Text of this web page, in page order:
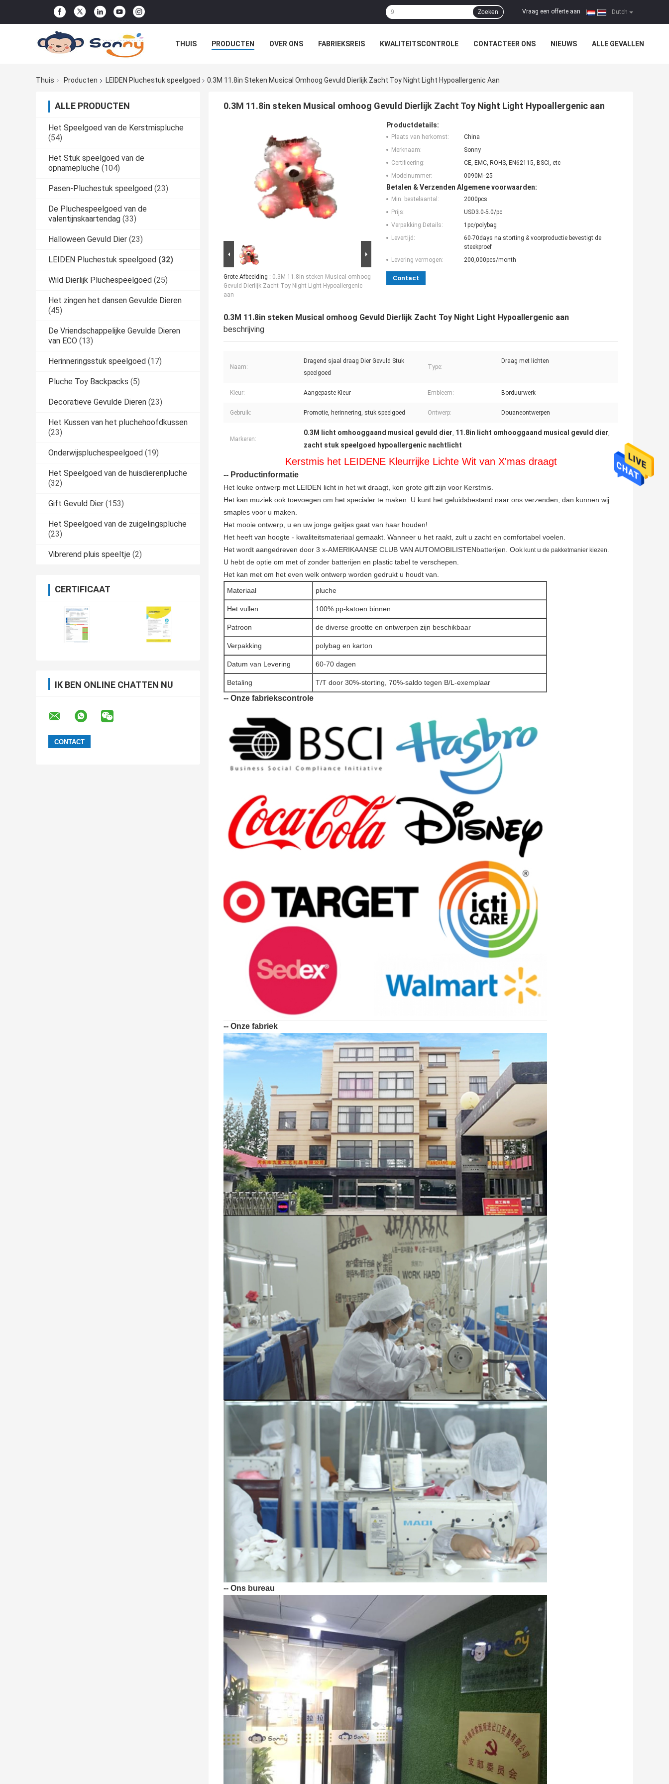
Dutch
Vraag een offerte aan
Zoeken
THUIS PRODUCTEN OVER ONS FABRIEKSREIS KWALITEITSCONTROLE CONTACTEER ONS NIEUWS ALLE GEVALLEN
Thuis
Producten LEIDEN Pluchestuk speelgoed 0.3M 11.8in Steken Musical Omhoog Gevuld Dierlijk Zacht Toy Night Light Hypoallergenic Aan
ALLE PRODUCTEN
Het Speelgoed van de Kerstmispluche
(54)
Het Stuk speelgoed van de
opnamepluche (104)
Pasen-Pluchestuk speelgoed (23)
De Pluchespeelgoed van de
valentijnskaartendag (33)
Halloween Gevuld Dier (23)
LEIDEN Pluchestuk speelgoed (32)
Wild Dierlijk Pluchespeelgoed (25)
Het zingen het dansen Gevulde Dieren
(45)
De Vriendschappelijke Gevulde Dieren
van ECO (13)
Herinneringsstuk speelgoed (17)
Pluche Toy Backpacks (5)
Decoratieve Gevulde Dieren (23)
Het Kussen van het pluchehoofdkussen
(23)
Onderwijspluchespeelgoed (19)
Het Speelgoed van de huisdierenpluche
(32)
Gift Gevuld Dier (153)
Het Speelgoed van de zuigelingspluche
(23)
Vibrerend pluis speeltje (2)
CERTIFICAAT
IK BEN ONLINE CHATTEN NU
0.3M 11.8in steken Musical omhoog Gevuld Dierlijk Zacht Toy Night Light Hypoallergenic aan
Grote Afbeelding : 0.3M 11.8in steken Musical omhoog
Gevuld Dierlijk Zacht Toy Night Light Hypoallergenic
aan
Productdetails:
Plaats van herkomst:
China
Merknaam:
Sonny
Certificering:
CE, EMC, ROHS, EN62115, BSCI, etc
Modelnummer:
0090M--25
Betalen & Verzenden Algemene voorwaarden:
Min. bestelaantal:
2000pcs
Prijs:
USD3.0-5.0/pc
Verpakking Details:
1pc/polybag
Levertijd:
60-70days na storting & voorproductie bevestigt de
steekproef
Levering vermogen:
200,000pcs/month
Contact
0.3M 11.8in steken Musical omhoog Gevuld Dierlijk Zacht Toy Night Light Hypoallergenic aan
beschrijving
Naam:
Dragend sjaal draag Dier Gevuld Stuk
speelgoed
Type:
Draag met lichten
Kleur: Aangepaste Kleur Embleem: Borduurwerk
Gebruik: Promotie, herinnering, stuk speelgoed Ontwerp: Douaneontwerpen
Markeren:
0.3M licht omhooggaand musical gevuld dier, 11.8in licht omhooggaand musical gevuld dier,
zacht stuk speelgoed hypoallergenic nachtlicht
Kerstmis het LEIDENE Kleurrijke Lichte Wit van X'mas draagt
-- Productinformatie
Het leuke ontwerp met LEIDEN licht in het wit draagt, kon grote gift zijn voor Kerstmis.
Het kan muziek ook toevoegen om het specialer te maken. U kunt het geluidsbestand naar ons verzenden, dan kunnen wij
smaples voor u maken.
Het mooie ontwerp, u en uw jonge geitjes gaat van haar houden!
Het heeft van hoogte - kwaliteitsmateriaal gemaakt. Wanneer u het raakt, zult u zacht en comfortabel voelen.
Het wordt aangedreven door 3 x-AMERIKAANSE CLUB VAN AUTOMOBILISTENbatterijen. Ook kunt u de pakketmanier kiezen.
U hebt de optie om met of zonder batterijen en plastic tabel te verschepen.
Het kan met om het even welk ontwerp worden gedrukt u houdt van.
Materiaal
pluche
Het vullen 100% pp-katoen binnen
Patroon de diverse grootte en ontwerpen zijn beschikbaar
Verpakking polybag en karton
Datum van Levering 60-70 dagen
Betaling T/T door 30%-storting, 70%-saldo tegen B/L-exemplaar
-- Onze fabriekscontrole
-- Onze fabriek
-- Ons bureau